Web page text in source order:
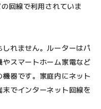
回線で利用されていま
れません。ルーターはパ
スマートホーム家電など
器です。家庭内にネット
でインターネット回線を